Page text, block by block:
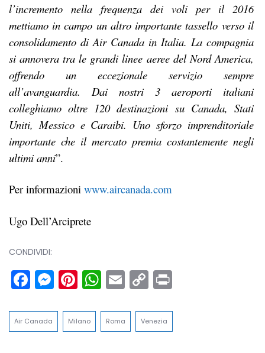
l’incremento nella frequenza dei voli per il 2016
mettiamo in campo un altro importante tassello verso il
consolidamento di Air Canada in Italia. La compagnia
si annovera tra le grandi linee aeree del Nord America,
offrendo un eccezionale servizio sempre
all’avanguardia. Dai nostri 3 aeroporti italiani
colleghiamo oltre 120 destinazioni su Canada, Stati
Uniti, Messico e Caraibi. Uno sforzo imprenditoriale
importante che il mercato premia costantemente negli
ultimi anni”.
Per informazioni www.aircanada.com
Ugo Dell’Arciprete
CONDIVIDI:
Facebook
Messenger
Pinterest
WhatsApp
Email
Copy
Link
Air Canada Milano Roma Venezia